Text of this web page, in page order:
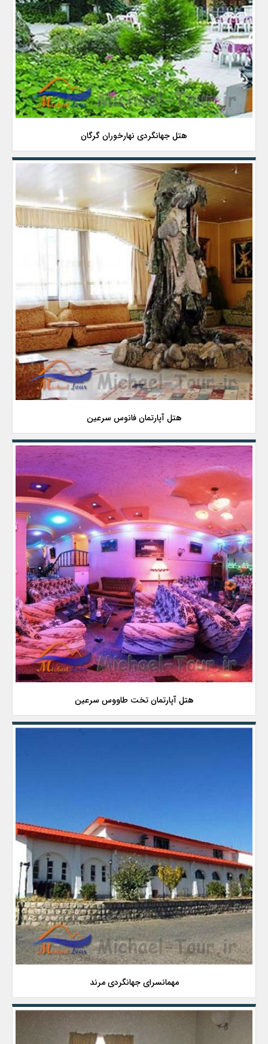
هتل جهانگردی نهارخوران گرگان
هتل آپارتمان فانوس سرعین
هتل آپارتمان تخت طاووس سرعین
مهمانسرای جهانگردی مرند